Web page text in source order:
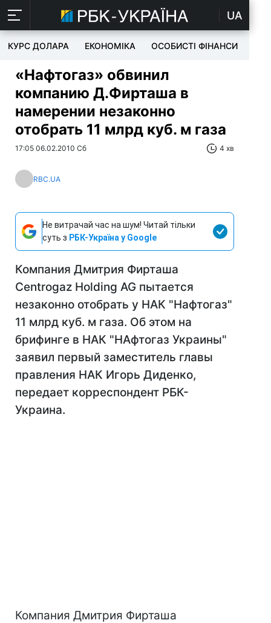
UA
КУРС ДОЛАРА ЕКОНОМІКА ОСОБИСТІ ФІНАНСИ
«Нафтогаз» обвинил
компанию Д.Фирташа в
намерении незаконно
отобрать 11 млрд куб. м газа
17:05 06.02.2010 Сб 4 хв
RBC.UA
Не витрачай час на шум! Читай тільки
суть з РБК-Україна у Google
Компания Дмитрия Фирташа
Centrogaz Holding AG пытается
незаконно отобрать у НАК "Нафтогаз"
11 млрд куб. м газа. Об этом на
брифинге в НАК "НАфтогаз Украины"
заявил первый заместитель главы
правления НАК Игорь Диденко,
передает корреспондент РБК-
Украина.
Компания Дмитрия Фирташа